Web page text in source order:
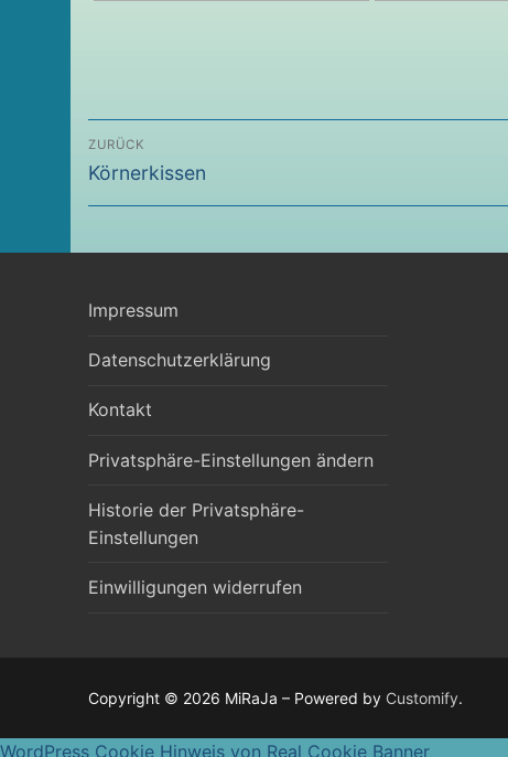
Beitragsnavigation
ZURÜCK
Vorheriger
Körnerkissen
Impressum
Datenschutzerklärung
Kontakt
Privatsphäre-Einstellungen ändern
Historie der Privatsphäre-
Einstellungen
Einwilligungen widerrufen
Copyright © 2026 MiRaJa – Powered by Customify.
WordPress Cookie Hinweis von Real Cookie Banner